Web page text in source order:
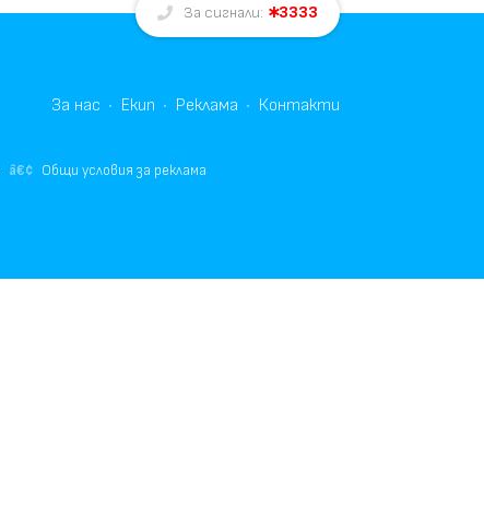
За сигнали: 3333
За нас Екип Реклама Контакти
Общи условия за реклама